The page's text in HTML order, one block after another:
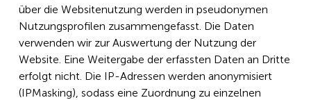
über die Websitenutzung werden in pseudonymen
Nutzungsprofilen zusammengefasst. Die Daten
verwenden wir zur Auswertung der Nutzung der
Website. Eine Weitergabe der erfassten Daten an Dritte
erfolgt nicht. Die IP-Adressen werden anonymisiert
(IPMasking), sodass eine Zuordnung zu einzelnen